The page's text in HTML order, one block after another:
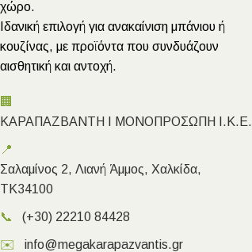
χώρο.
Ιδανική επιλογή για ανακαίνιση μπάνιου ή
κουζίνας, με προϊόντα που συνδυάζουν
αισθητική και αντοχή.
🏢
ΚΑΡΑΠΑΖΒΑΝΤΗ Ι ΜΟΝΟΠΡΟΣΩΠΗ Ι.Κ.Ε.
📍
Σαλαμίνος 2, Λιανή Άμμος, Χαλκίδα,
ΤΚ34100
📞 (+30) 22210 84428
✉️ info@megakarapazvantis.gr